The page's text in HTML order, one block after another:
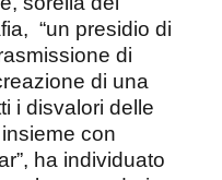
“un presidio di
di
di una
i disvalori delle
insieme con
ha individuato